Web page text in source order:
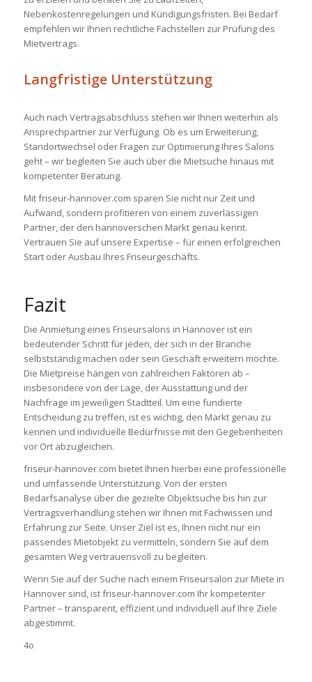
Nebenkostenregelungen und Kündigungsfristen. Bei Bedarf
empfehlen wir Ihnen rechtliche Fachstellen zur Prüfung des
Mietvertrags.
Langfristige Unterstützung
Auch nach Vertragsabschluss stehen wir Ihnen weiterhin als
Ansprechpartner zur Verfügung. Ob es um Erweiterung,
Standortwechsel oder Fragen zur Optimierung Ihres Salons
geht – wir begleiten Sie auch über die Mietsuche hinaus mit
kompetenter Beratung.
Mitfriseur-hannover.com sparen Sie nicht nur Zeit und
Aufwand, sondern profitieren von einem zuverlässigen
Partner, der den hannoverschen Markt genau kennt.
Vertrauen Sie auf unsere Expertise – für einen erfolgreichen
Start oder Ausbau Ihres Friseurgeschäfts.
Fazit
Die Anmietung eines Friseursalons in Hannover ist ein
bedeutender Schritt für jeden, der sich in der Branche
selbstständig machen oder sein Geschäft erweitern möchte.
Die Mietpreise hängen von zahlreichen Faktoren ab –
insbesondere von der Lage, der Ausstattung und der
Nachfrage im jeweiligen Stadtteil. Um eine fundierte
Entscheidung zu treffen, ist es wichtig, den Markt genau zu
kennen und individuelle Bedürfnisse mit den Gegebenheiten
vor Ort abzugleichen.
friseur-hannover.com bietet Ihnen hierbei eine professionelle
und umfassende Unterstützung. Von der ersten
Bedarfsanalyse über die gezielte Objektsuche bis hin zur
Vertragsverhandlung stehen wir Ihnen mit Fachwissen und
Erfahrung zur Seite. Unser Ziel ist es, Ihnen nicht nur ein
passendes Mietobjekt zu vermitteln, sondern Sie auf dem
gesamten Weg vertrauensvoll zu begleiten.
Wenn Sie auf der Suche nach einem Friseursalon zur Miete in
Hannover sind, istfriseur-hannover.com Ihr kompetenter
Partner – transparent, effizient und individuell auf Ihre Ziele
abgestimmt.
4o